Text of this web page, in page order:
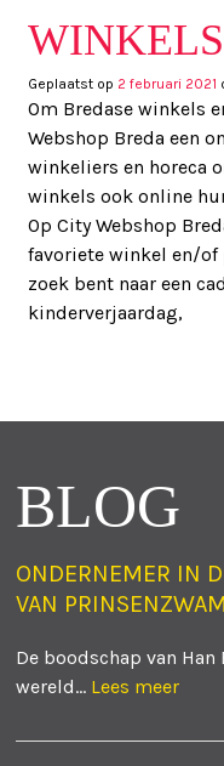
WINKELS
Geplaatst op 2 februari 2021
Om Bredase winkels
Webshop Breda een
winkeliers en horeca
winkels ook online
Op City Webshop
favoriete winkel en/of
zoek bent naar een
kinderverjaardag,
BLOG
ONDERNEMER IN
VAN PRINSENZWAM
De boodschap van
wereld... Lees meer